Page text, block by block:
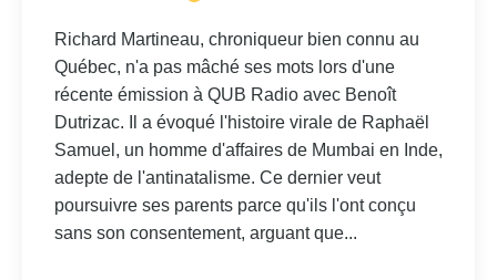
Richard Martineau, chroniqueur bien connu au
Québec, n'a pas mâché ses mots lors d'une
récente émission à QUB Radio avec Benoît
Dutrizac. Il a évoqué l'histoire virale de Raphaël
Samuel, un homme d'affaires de Mumbai en Inde,
adepte de l'antinatalisme. Ce dernier veut
poursuivre ses parents parce qu'ils l'ont conçu
sans son consentement, arguant que...